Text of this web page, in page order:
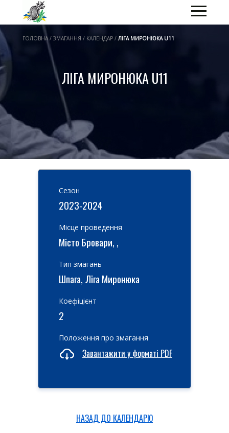
ГОЛОВНА / ЗМАГАННЯ / КАЛЕНДАР /ЛІГА МИРОНЮКА U11
ЛІГА МИРОНЮКА U11
Cезон
2023-2024
Місце проведення
Місто Бровари, ,
Тип змагань
Шпага, Ліга Миронюка
Коефіцієнт
2
Положення про змагання
Завантажити у форматі PDF
НАЗАД ДО КАЛЕНДАРЮ